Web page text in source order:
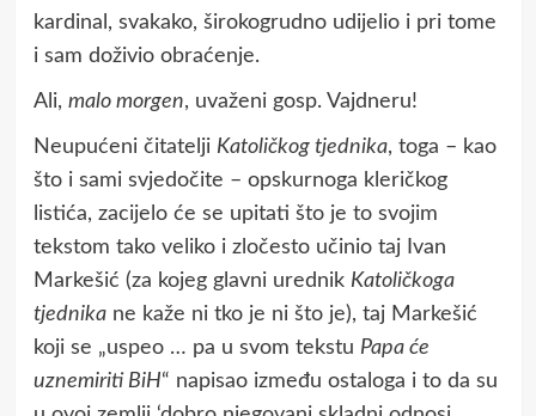
kardinal, svakako, širokogrudno udijelio i pri tome
i sam doživio obraćenje.
Ali, malo morgen, uvaženi gosp. Vajdneru!
Neupućeni čitatelji Katoličkog tjednika, toga – kao
što i sami svjedočite – opskurnoga kleričkog
listića, zacijelo će se upitati što je to svojim
tekstom tako veliko i zločesto učinio taj Ivan
Markešić (za kojeg glavni urednik Katoličkoga
tjednikane kaže ni tko je ni što je), taj Markešić
koji se „uspeo … pa u svom tekstu Papa će
uznemiriti BiH“ napisao između ostaloga i to da su